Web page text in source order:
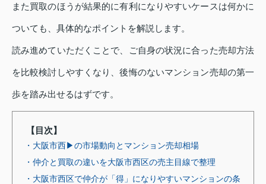
また買取のほうが結果的に有利になりやすいケースは何かに
ついても、具体的なポイントを解説します。
読み進めていただくことで、ご自身の状況に合った売却方法
を比較検討しやすくなり、後悔のないマンション売却の第一
歩を踏み出せるはずです。
【目次】
・大阪市西▶の市場動向とマンション売却相場
・仲介と買取の違いを大阪市西区の売主目線で整理
・大阪市西区で仲介が「得」になりやすいマンションの条